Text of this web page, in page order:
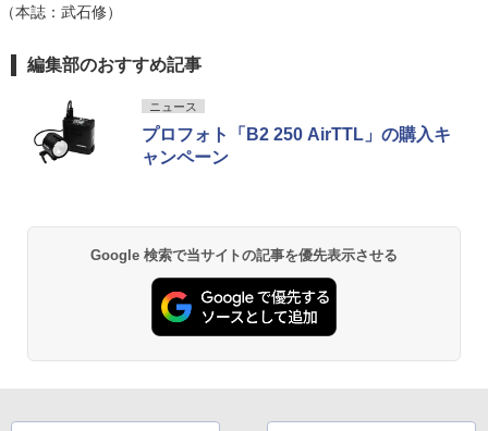
（本誌：武石修）
編集部のおすすめ記事
ニュース
プロフォト「B2 250 AirTTL」の購入キ
ャンペーン
Google 検索で当サイトの記事を優先表示させる